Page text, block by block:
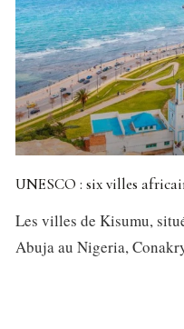
UNESCO : six villes
Les villes de Kisumu,
Abuja au Nigeria,